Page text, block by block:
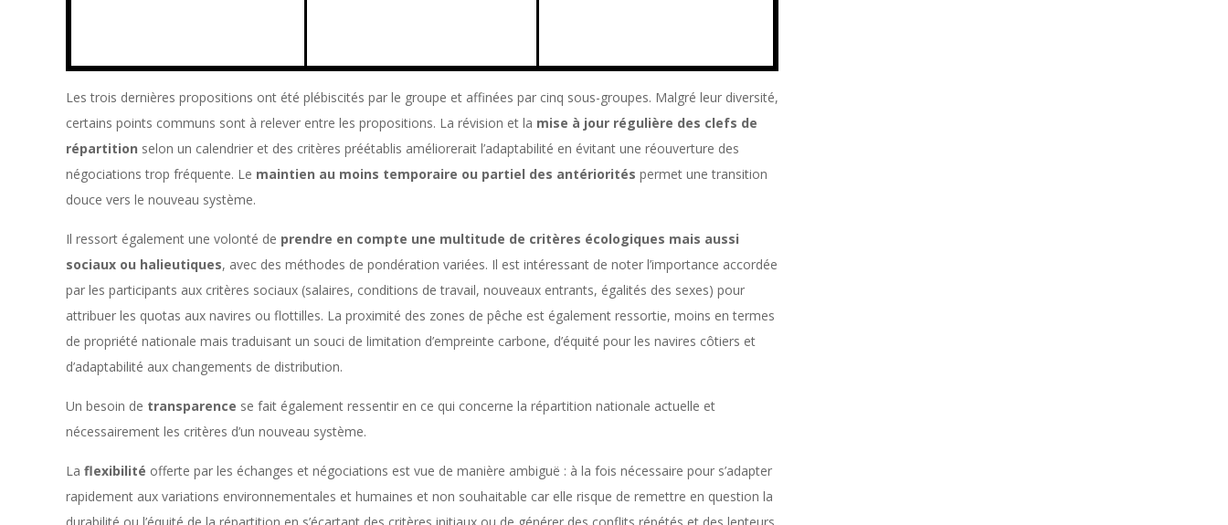
Les trois dernières propositions ont été plébiscités par le groupe et affinées par cinq sous-groupes. Malgré leur diversité,
certains points communs sont à relever entre les propositions. La révision et la mise à jour régulière des clefs de
répartition selon un calendrier et des critères préétablis améliorerait l’adaptabilité en évitant une réouverture des
négociations trop fréquente. Le maintien au moins temporaire ou partiel des antériorités permet une transition
douce vers le nouveau système.
Il ressort également une volonté de prendre en compte une multitude de critères écologiques mais aussi
sociaux ou halieutiques, avec des méthodes de pondération variées. Il est intéressant de noter l’importance accordée
par les participants aux critères sociaux (salaires, conditions de travail, nouveaux entrants, égalités des sexes) pour
attribuer les quotas aux navires ou flottilles. La proximité des zones de pêche est également ressortie, moins en termes
de propriété nationale mais traduisant un souci de limitation d’empreinte carbone, d’équité pour les navires côtiers et
d’adaptabilité aux changements de distribution.
Un besoin de transparence se fait également ressentir en ce qui concerne la répartition nationale actuelle et
nécessairement les critères d’un nouveau système.
La flexibilité offerte par les échanges et négociations est vue de manière ambiguë : à la fois nécessaire pour s’adapter
rapidement aux variations environnementales et humaines et non souhaitable car elle risque de remettre en question la